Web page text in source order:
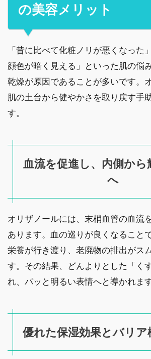
の美容メリット
「昔に比べて化粧ノリが悪くなった
顔色が暗く見える」といった肌の悩
乾燥が原因であることが多いです。
肌の土台から健やかさを取り戻す手
す。
血流を促進し、内側から
へ
オリザノールには、末梢血管の血流
あります。血の巡りが良くなること
栄養が行き渡り、老廃物の排出がス
す。その結果、どんよりとした「く
れ、パッと明るい表情へと導かれます
優れた保湿効果とバリア